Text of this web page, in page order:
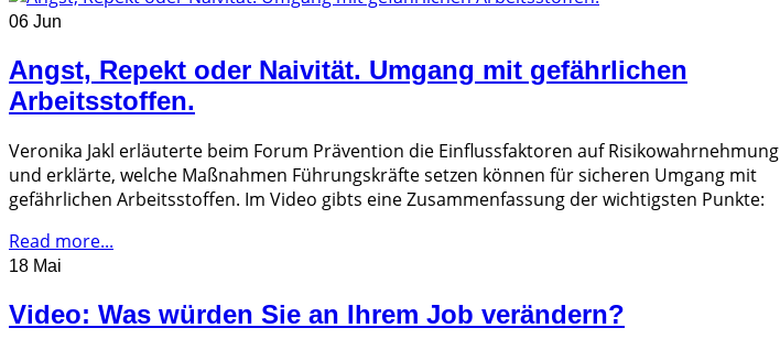
06 Jun
Angst, Repekt oder Naivität. Umgang mit gefährlichen
Arbeitsstoffen.
Veronika Jakl erläuterte beim Forum Prävention die Einflussfaktoren auf Risikowahrnehmung
und erklärte, welche Maßnahmen Führungskräfte setzen können für sicheren Umgang mit
gefährlichen Arbeitsstoffen. Im Video gibts eine Zusammenfassung der wichtigsten Punkte:
Read more...
18 Mai
Video: Was würden Sie an Ihrem Job verändern?